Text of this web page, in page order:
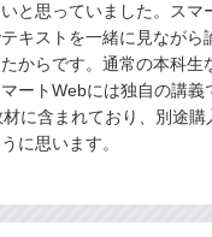
と思っていました。ス
キストを一緒に見ながら
からです。通常の本科
ートWebには独自の講
に含まれており、別途
に思います。